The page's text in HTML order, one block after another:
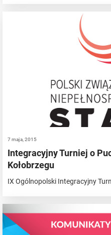
7 maja, 2015
Integracyjny Turniej o
Kołobrzegu
IX Ogólnopolski Integracyjny